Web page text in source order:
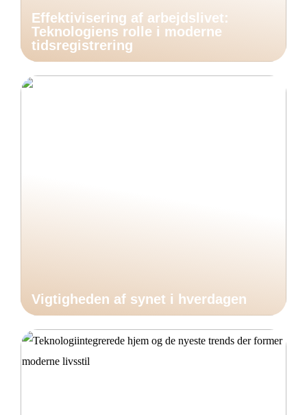
Effektivisering af arbejdslivet:
Teknologiens rolle i moderne
tidsregistrering
Vigtigheden af synet i hverdagen